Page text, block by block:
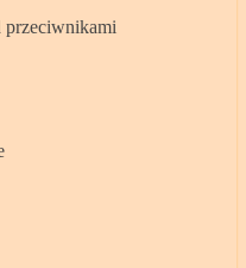
przeciwnikami